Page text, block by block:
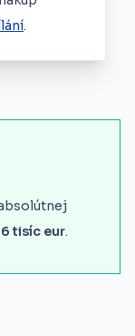
.
tisíc eur.